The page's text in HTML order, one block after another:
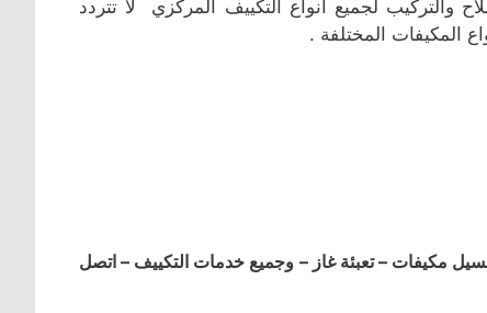
والتركيب لجميع انواع التكييف المركزي لا تتردد
المكيفات المختلفة .
مكيفات – تعبئة غاز – وجميع خدمات التكييف – اتصل